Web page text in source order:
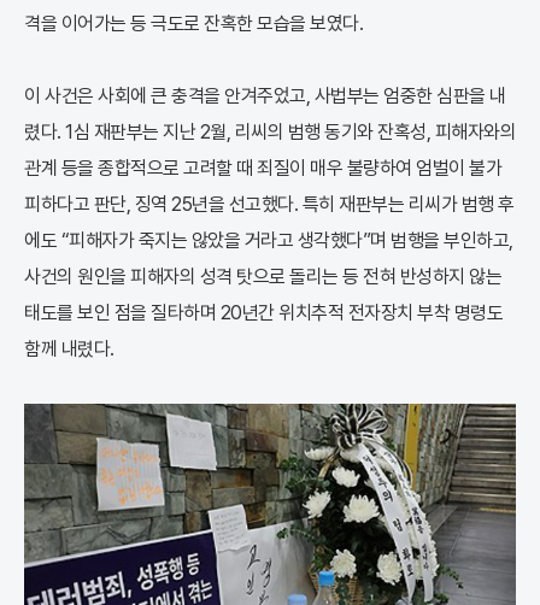
격을 이어가는 등 극도로 잔혹한 모습을 보였다.
이 사건은 사회에 큰 충격을 안겨주었고, 사법부는 엄중한 심판을 내
렸다. 1심 재판부는 지난 2월, 리씨의 범행 동기와 잔혹성, 피해자와의
관계 등을 종합적으로 고려할 때 죄질이 매우 불량하여 엄벌이 불가
피하다고 판단, 징역 25년을 선고했다. 특히 재판부는 리씨가 범행 후
에도 “피해자가 죽지는 않았을 거라고 생각했다”며 범행을 부인하고,
사건의 원인을 피해자의 성격 탓으로 돌리는 등 전혀 반성하지 않는
태도를 보인 점을 질타하며 20년간 위치추적 전자장치 부착 명령도
함께 내렸다.